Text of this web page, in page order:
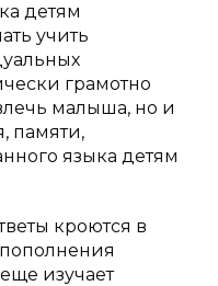
детям
учить
грамотно
малыша, но и
памяти,
языка детям
кроются в
изучает